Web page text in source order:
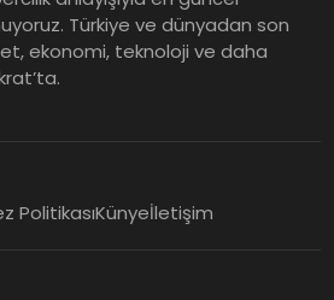
Türkiye ve dünyadan son
ekonomi, teknoloji ve daha
PolitikasıKünyeİletişim